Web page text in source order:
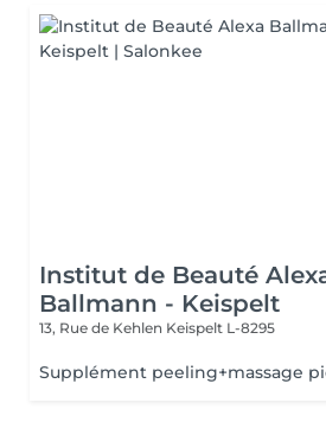
Institut de Beauté
Ballmann - Keispelt
13, Rue de Kehlen Keispelt L-8295
Supplément peeling+massage